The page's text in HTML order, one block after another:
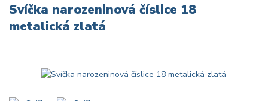
Svíčka narozeninová číslice 18
metalická zlatá